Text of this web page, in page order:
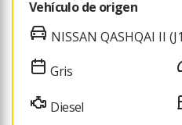
Vehículo de origen
NISSAN QASHQAI II
Gris
Diesel